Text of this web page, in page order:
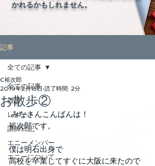
かれるかもしれません。
記事
全ての記事
雑談
レポート
講師日記
エニーメンバー
エニーについて
全ての記事
お散歩②
C裕次郎
2019年2月15日 読了時間: 2分
みなさんこんばんは！
裕次郎です。
僕は明石出身で
高校を卒業してすぐに大阪に来たので